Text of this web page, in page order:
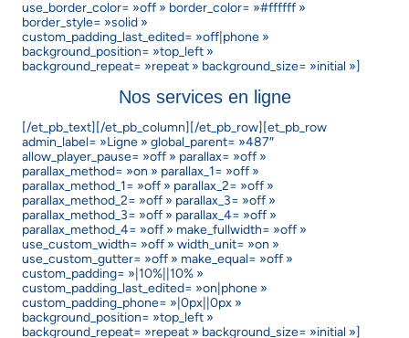
use_border_color= »off » border_color= »#ffffff »
border_style= »solid »
custom_padding_last_edited= »off|phone »
background_position= »top_left »
background_repeat= »repeat » background_size= »initial »]
Nos services en ligne
[/et_pb_text][/et_pb_column][/et_pb_row][et_pb_row
admin_label= »Ligne » global_parent= »487″
allow_player_pause= »off » parallax= »off »
parallax_method= »on » parallax_1= »off »
parallax_method_1= »off » parallax_2= »off »
parallax_method_2= »off » parallax_3= »off »
parallax_method_3= »off » parallax_4= »off »
parallax_method_4= »off » make_fullwidth= »off »
use_custom_width= »off » width_unit= »on »
use_custom_gutter= »off » make_equal= »off »
custom_padding= »|10%||10% »
custom_padding_last_edited= »on|phone »
custom_padding_phone= »|0px||0px »
background_position= »top_left »
background_repeat= »repeat » background_size= »initial »]